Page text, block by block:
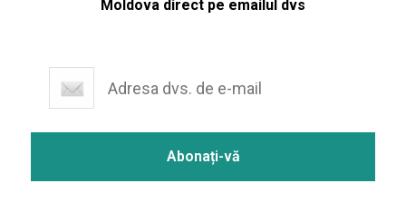
Moldova direct pe emailul dvs